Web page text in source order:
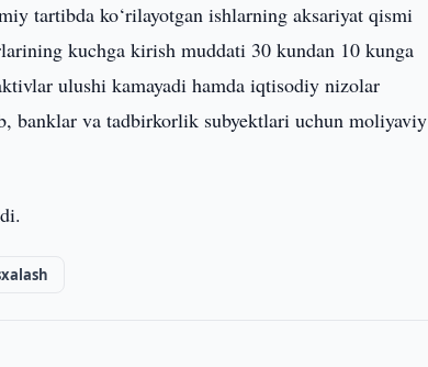
tartibda ko‘rilayotgan ishlarning aksariyat qismi
kuchga kirish muddati 30 kundan 10 kunga
ulushi kamayadi hamda iqtisodiy nizolar
banklar va tadbirkorlik subyektlari uchun moliyaviy